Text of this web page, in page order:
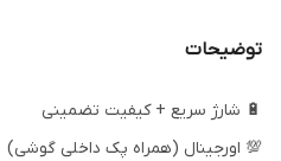
توضیحات
🔋 شارژ سریع + کیفیت تضمینی
💯 اورجینال (همراه پک داخلی گوشی)